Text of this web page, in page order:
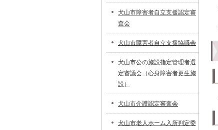
犬山市障害者自立支援認定審
査会
犬山市障害者自立支援協議会
犬山市公の施設指定管理者選
定審議会（心身障害者更生施
設）
犬山市介護認定審査会
犬山市老人ホーム入所判定委